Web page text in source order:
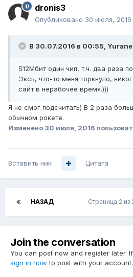
dronis3
Опубликовано 30 июля, 2016
В 30.07.2016 в 00:55,
512Мбит один чип, т.ч. два раза
Эксь, что-то меня торкнуло,
сайт в нерабочее время.)))
Я не смог подсчитать) В 2 раза
обычном рокете.
Изменено 30 июля, 2016
Вставить ник Цитата
НАЗАД Страница 2 из
Join the conversation
You can post now and register later.
sign in now to post with your account.